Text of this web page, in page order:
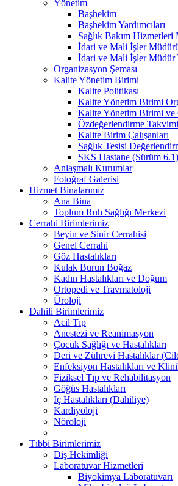
Yönetim
Başhekim
Başhekim Yardımcıları
Sağlık Bakım Hizmetleri
İdari ve Mali İşler
İdari ve Mali İşler Müdür
Organizasyon Şeması
Kalite Yönetim Birimi
Kalite Politikası
Kalite Yönetim Birimi
Kalite Yönetim Birimi ve
Özdeğerlendirme Takvimi
Kalite Birim Çalışanları
Sağlık Tesisi
SKS Hastane (Sürüm 6.1)
Anlaşmalı Kurumlar
Fotoğraf Galerisi
Hizmet Binalarımız
Ana Bina
Toplum Ruh Sağlığı Merkezi
Cerrahi Birimlerimiz
Beyin ve Sinir Cerrahisi
Genel Cerrahi
Göz Hastalıkları
Kulak Burun Boğaz
Kadın Hastalıkları ve Doğum
Ortopedi ve Travmatoloji
Üroloji
Dahili Birimlerimiz
Acil Tıp
Anestezi ve Reanimasyon
Çocuk Sağlığı ve Hastalıkları
Deri ve Zührevi Hastalıklar
Enfeksiyon Hastalıkları ve
Fiziksel Tıp ve Rehabilitasyon
Göğüs Hastalıkları
İç Hastalıkları (Dahiliye)
Kardiyoloji
Nöroloji
Tıbbi Birimlerimiz
Diş Hekimliği
Laboratuvar Hizmetleri
Biyokimya Laboratuvarı